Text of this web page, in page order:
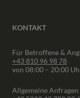
KONTAKT
Für Betroffene &
+43 810 96 98 78
von 08:00 – 20:00
Allgemeine Anfragen